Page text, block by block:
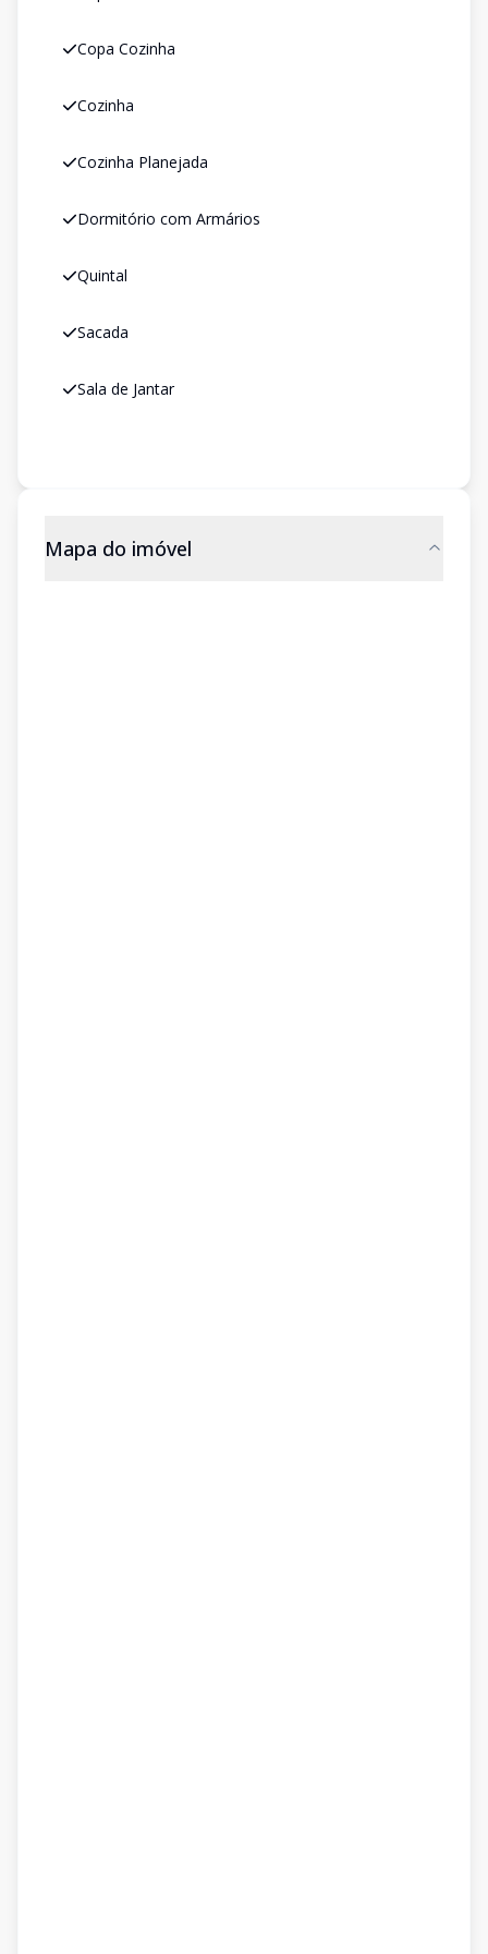
Copa Cozinha
Cozinha
Cozinha Planejada
Dormitório com Armários
Quintal
Sacada
Sala de Jantar
Mapa do imóvel